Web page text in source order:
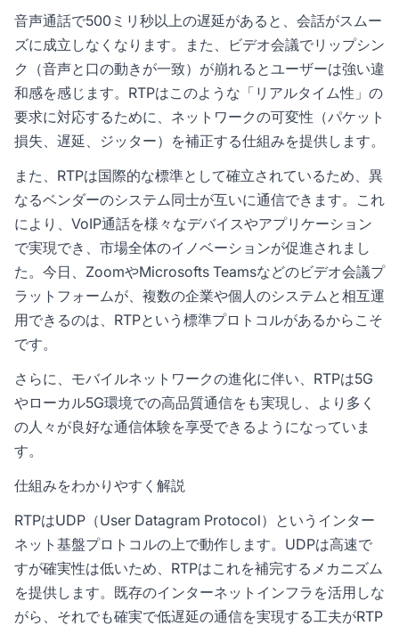
音声通話で500ミリ秒以上の遅延があると、会話がスムー
ズに成立しなくなります。また、ビデオ会議でリップシン
ク（音声と口の動きが一致）が崩れるとユーザーは強い違
和感を感じます。RTPはこのような「リアルタイム性」の
要求に対応するために、ネットワークの可変性（パケット
損失、遅延、ジッター）を補正する仕組みを提供します。
また、RTPは国際的な標準として確立されているため、異
なるベンダーのシステム同士が互いに通信できます。これ
により、VoIP通話を様々なデバイスやアプリケーション
で実現でき、市場全体のイノベーションが促進されまし
た。今日、ZoomやMicrosofts Teamsなどのビデオ会議プ
ラットフォームが、複数の企業や個人のシステムと相互運
用できるのは、RTPという標準プロトコルがあるからこそ
です。
さらに、モバイルネットワークの進化に伴い、RTPは5G
やローカル5G環境での高品質通信をも実現し、より多く
の人々が良好な通信体験を享受できるようになっていま
す。
仕組みをわかりやすく解説
RTPはUDP（User Datagram Protocol）というインター
ネット基盤プロトコルの上で動作します。UDPは高速で
すが確実性は低いため、RTPはこれを補完するメカニズム
を提供します。既存のインターネットインフラを活用しな
がら、それでも確実で低遅延の通信を実現する工夫がRTP